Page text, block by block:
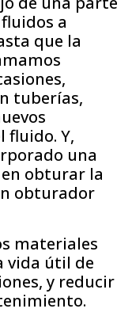
a
que la
tuberías,
fluido. Y,
una
obturar la
obturador
materiales
vida útil de
y reducir